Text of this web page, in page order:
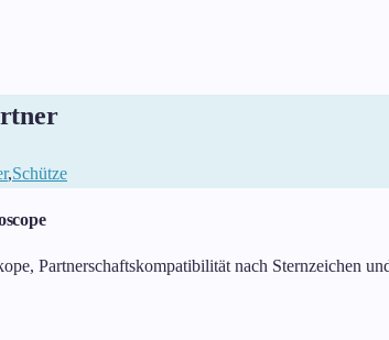
,Schütze
Partnerschaftskompatibilität nach Sternzeichen